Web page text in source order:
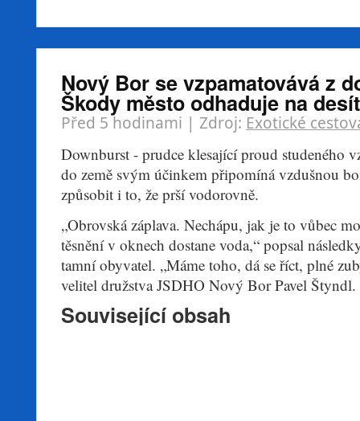
Nový Bor se vzpamatovává z
Škody město odhaduje na
Před 5 hodinami | Zdroj: Exotické
Downburst - prudce klesající proud studeného
do země svým účinkem připomíná vzdušnou
způsobit i to, že prší vodorovně.
„Obrovská záplava. Nechápu, jak je to vůbec
těsnění v oknech dostane voda,“ popsal
tamní obyvatel. „Máme toho, dá se říct, plné
velitel družstva JSDHO Nový Bor Pavel Štyndl.
Související obsah